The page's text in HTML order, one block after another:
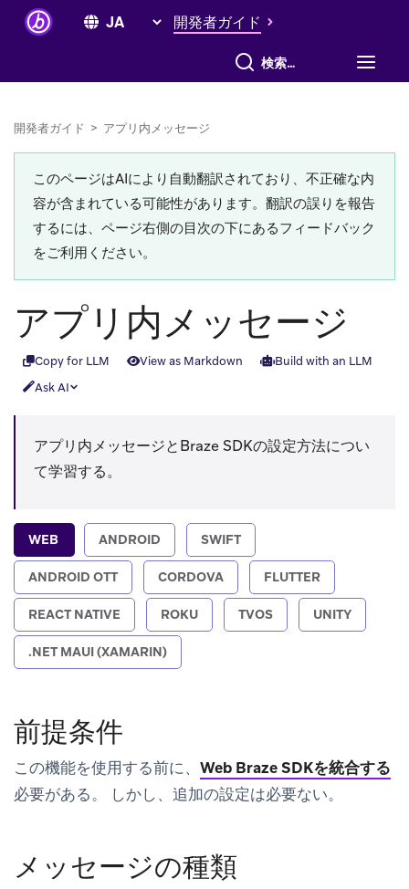
開発者ガイド
すべて検索
開発者ガイド > アプリ内メッセージ
このページはAIにより自動翻訳されており、不正確な内
容が含まれている可能性があります。翻訳の誤りを報告
するには、ページ右側の目次の下にあるフィードバック
をご利用ください。
アプリ内メッセージ
Copy for LLM View as Markdown
Build with an LLM
Ask AI
アプリ内メッセージとBraze SDKの設定方法につい
て学習する。
WEB ANDROID SWIFT
ANDROID OTT CORDOVA FLUTTER
REACT NATIVE ROKU TVOS UNITY
.NET MAUI (XAMARIN)
前提条件
この機能を使用する前に、 Web Braze SDKを統合する
必要がある。 しかし、追加の設定は必要ない。
メッセージの種類